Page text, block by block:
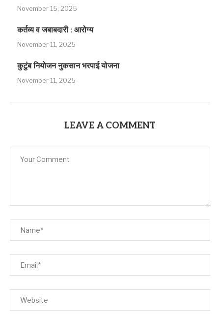
November 15, 2025
कर्तव्य व जबाबदारी : आरोग्य
November 11, 2025
कुटुंब नियोजन नुकसान भरपाई योजना
November 11, 2025
LEAVE A COMMENT